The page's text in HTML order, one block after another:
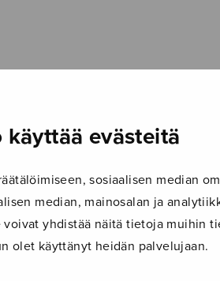
käyttää evästeitä
sosiaalisen median
median, mainosalan ja
yhdistää näitä tietoja muihin
olet käyttänyt heidän palvelujaan.